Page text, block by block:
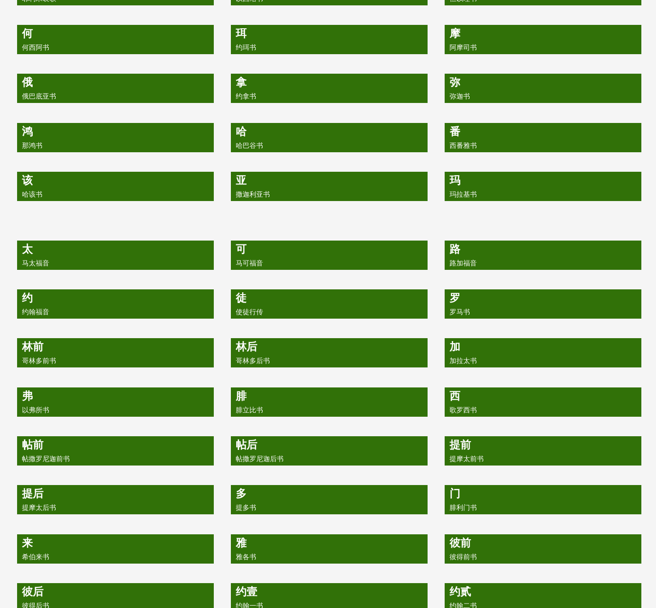
何
何西阿书
珥
约珥书
摩
阿摩司书
俄
俄巴底亚书
拿
约拿书
弥
弥迦书
鸿
那鸿书
哈
哈巴谷书
番
西番雅书
该
哈该书
亚
撒迦利亚书
玛
玛拉基书
太
马太福音
可
马可福音
路
路加福音
约
约翰福音
徒
使徒行传
罗
罗马书
林前
哥林多前书
林后
哥林多后书
加
加拉太书
弗
以弗所书
腓
腓立比书
西
歌罗西书
帖前
帖撒罗尼迦前书
帖后
帖撒罗尼迦后书
提前
提摩太前书
提后
提摩太后书
多
提多书
门
腓利门书
来
希伯来书
雅
雅各书
彼前
彼得前书
彼后
彼得后书
约壹
约翰一书
约贰
约翰二书